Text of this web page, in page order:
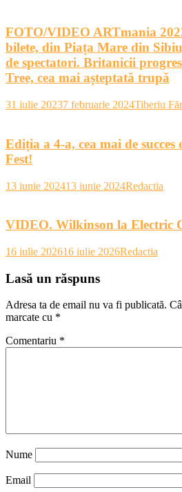
FOTO/VIDEO ARTmania
bilete, din Piața Mare din
de spectatori. Britanicii
Tree, cea mai așteptată trupă
31 iulie 20237 februarie 2024Tiberiu
Ediția a 4-a, cea mai de
Fest!
13 iunie 202413 iunie 2024Redactia
VIDEO. Wilkinson la Electric
16 iulie 202616 iulie 2026Redactia
Lasă un răspuns
Adresa ta de email nu va fi publicată.
marcate cu *
Comentariu *
Nume
Email